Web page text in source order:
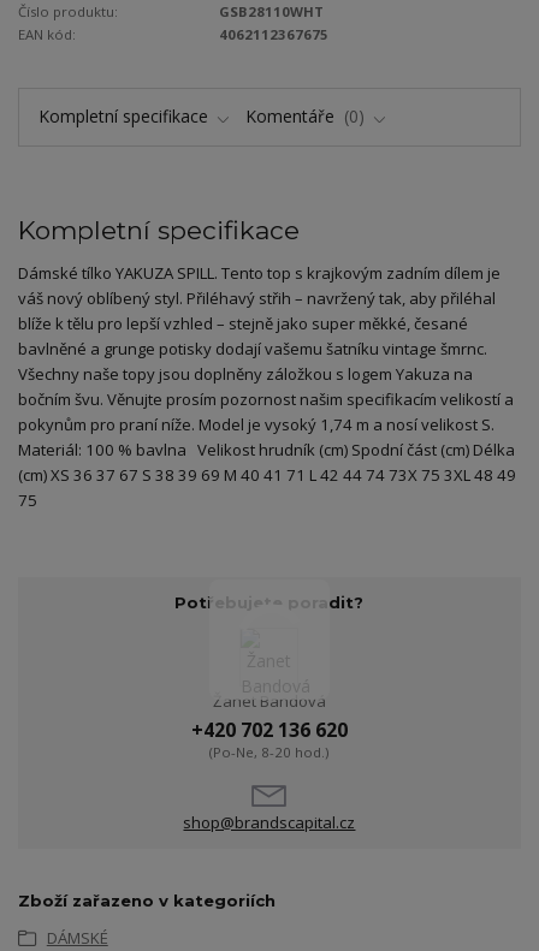
Číslo produktu:
GSB28110WHT
EAN kód:
4062112367675
Kompletní specifikace Komentáře 0
Kompletní specifikace
Dámské tílko YAKUZA SPILL. Tento top s krajkovým zadním dílem je
váš nový oblíbený styl. Přiléhavý střih – navržený tak, aby přiléhal
blíže k tělu pro lepší vzhled – stejně jako super měkké, česané
bavlněné a grunge potisky dodají vašemu šatníku vintage šmrnc.
Všechny naše topy jsou doplněny záložkou s logem Yakuza na
bočním švu. Věnujte prosím pozornost našim specifikacím velikostí a
pokynům pro praní níže. Model je vysoký 1,74 m a nosí velikost S.
Materiál: 100 % bavlna Velikost hrudník (cm) Spodní část (cm) Délka
(cm) XS 36 37 67 S 38 39 69 M 40 41 71 L 42 44 74 73X 75 3XL 48 49
75
Potřebujete poradit?
Žanet Bandová
+420 702 136 620
(Po-Ne, 8-20 hod.)
shop@brandscapital.cz
Zboží zařazeno v kategoriích
DÁMSKÉ